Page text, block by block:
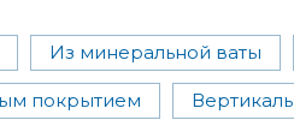
Из минеральной ваты
покрытием